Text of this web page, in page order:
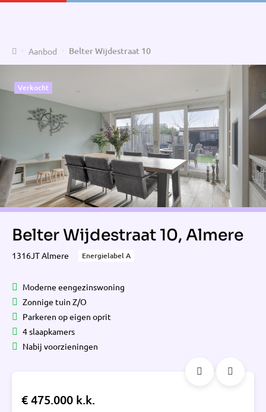
HomeAanbod Belter Wijdestraat 10
Verkocht
Belter Wijdestraat 10, Almere
1316JT Almere Energielabel A
Moderne eengezinswoning
Zonnige tuin Z/O
Parkeren op eigen oprit
4 slaapkamers
Nabij voorzieningen
€ 475.000 k.k.